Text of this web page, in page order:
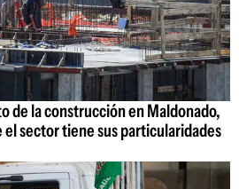
de la construcción en Maldonado,
sector tiene sus particularidades